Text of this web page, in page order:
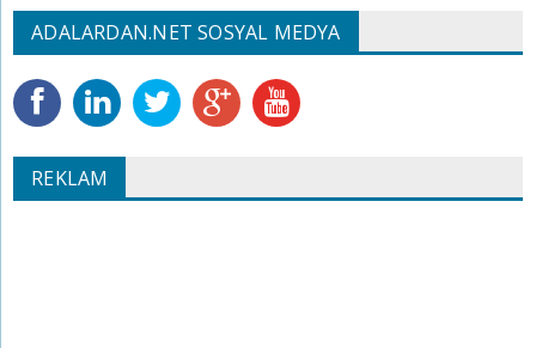
ADALARDAN.NET SOSYAL MEDYA
REKLAM